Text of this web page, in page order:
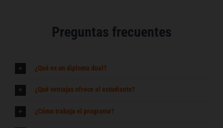
Preguntas frecuentes
¿Qué es un diploma dual?
¿Qué ventajas ofrece al estudiante?
¿Cómo trabaja el programa?